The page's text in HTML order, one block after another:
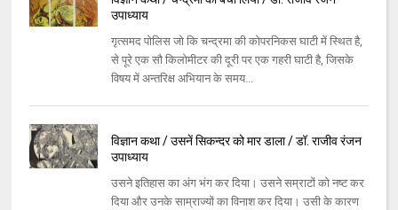
उपाध्याय
गृत्समद पोलिस जो कि चन्द्रमा की कोपरनिकस घाटी में स्थित है,
से पूरे एक सौ किलोमीटर की दूरी पर एक गहरी घाटी है, जिसके
विषय में अन्तरिक्ष अभियान के समय...
विज्ञान कथा / उसनें सिकन्दर को मार डाला / डॉ. राजीव रंजन
उपाध्याय
उसने इतिहास का अंग भंग कर दिया। उसने सम्राटों को नष्ट कर
दिया और उनके साम्राज्यों का विनाश कर दिया। उसी के कारण